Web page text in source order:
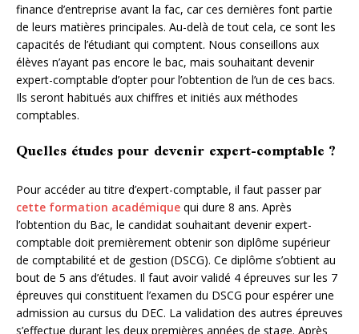
finance d’entreprise avant la fac, car ces dernières font partie
de leurs matières principales. Au-delà de tout cela, ce sont les
capacités de l’étudiant qui comptent. Nous conseillons aux
élèves n’ayant pas encore le bac, mais souhaitant devenir
expert-comptable d’opter pour l’obtention de l’un de ces bacs.
Ils seront habitués aux chiffres et initiés aux méthodes
comptables.
Quelles études pour devenir expert-comptable ?
Pour accéder au titre d’expert-comptable, il faut passer par
cette formation académique qui dure 8 ans. Après
l’obtention du Bac, le candidat souhaitant devenir expert-
comptable doit premièrement obtenir son diplôme supérieur
de comptabilité et de gestion (DSCG). Ce diplôme s’obtient au
bout de 5 ans d’études. Il faut avoir validé 4 épreuves sur les 7
épreuves qui constituent l’examen du DSCG pour espérer une
admission au cursus du DEC. La validation des autres épreuves
s’effectue durant les deux premières années de stage. Après